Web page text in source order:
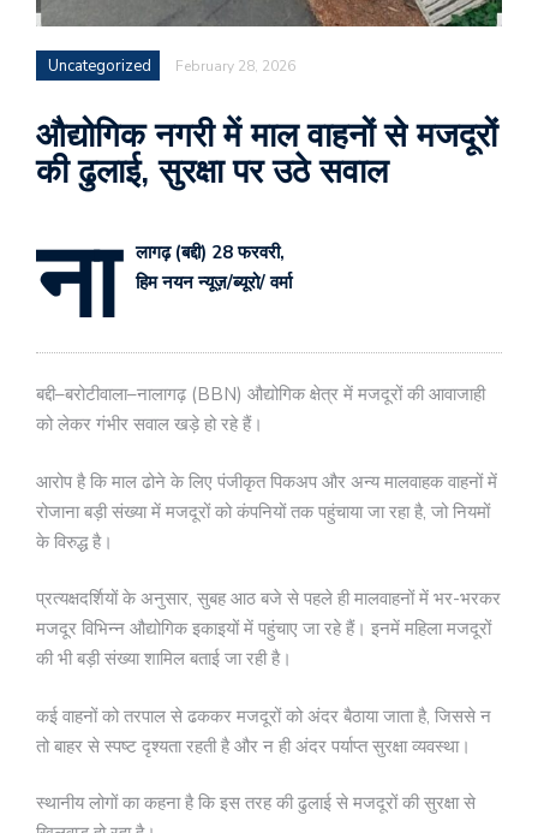
Uncategorized February 28, 2026
औद्योगिक नगरी में माल वाहनों से मजदूरों
की ढुलाई, सुरक्षा पर उठे सवाल
ना
लागढ़ (बद्दी) 28 फरवरी,
हिम नयन न्यूज़/ब्यूरो/ वर्मा
बद्दी–बरोटीवाला–नालागढ़ (BBN) औद्योगिक क्षेत्र में मजदूरों की आवाजाही
को लेकर गंभीर सवाल खड़े हो रहे हैं।
आरोप है कि माल ढोने के लिए पंजीकृत पिकअप और अन्य मालवाहक वाहनों में
रोजाना बड़ी संख्या में मजदूरों को कंपनियों तक पहुंचाया जा रहा है, जो नियमों
के विरुद्ध है।
प्रत्यक्षदर्शियों के अनुसार, सुबह आठ बजे से पहले ही मालवाहनों में भर-भरकर
मजदूर विभिन्न औद्योगिक इकाइयों में पहुंचाए जा रहे हैं। इनमें महिला मजदूरों
की भी बड़ी संख्या शामिल बताई जा रही है।
कई वाहनों को तरपाल से ढककर मजदूरों को अंदर बैठाया जाता है, जिससे न
तो बाहर से स्पष्ट दृश्यता रहती है और न ही अंदर पर्याप्त सुरक्षा व्यवस्था।
स्थानीय लोगों का कहना है कि इस तरह की ढुलाई से मजदूरों की सुरक्षा से